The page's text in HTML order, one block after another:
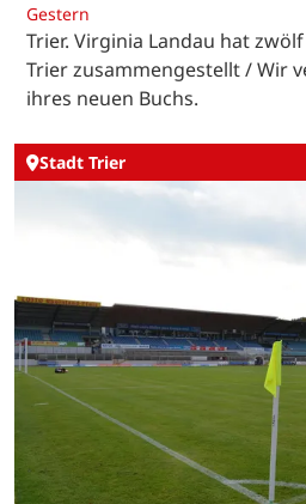
Gestern
Trier. Virginia Landau hat
Trier zusammengestellt / Wir
ihres neuen Buchs.
Stadt Trier